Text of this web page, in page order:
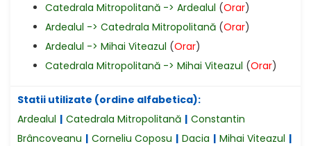
Catedrala Mitropolitană -> Ardealul (Orar)
Ardealul -> Catedrala Mitropolitană (Orar)
Ardealul -> Mihai Viteazul (Orar)
Catedrala Mitropolitană -> Mihai Viteazul (Orar)
Statii utilizate (ordine alfabetica):
Ardealul | Catedrala Mitropolitană | Constantin
Brâncoveanu | Corneliu Coposu | Dacia | Mihai Viteazul |